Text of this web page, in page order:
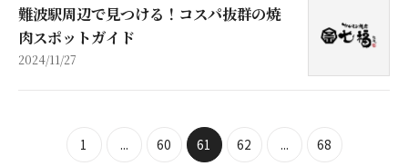
難波駅周辺で見つける！コスパ抜群の焼
肉スポットガイド
2024/11/27
1 ... 60 61 62 ... 68